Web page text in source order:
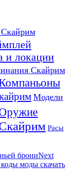
и локации
Скайрим
Модели
Расы
брониNext